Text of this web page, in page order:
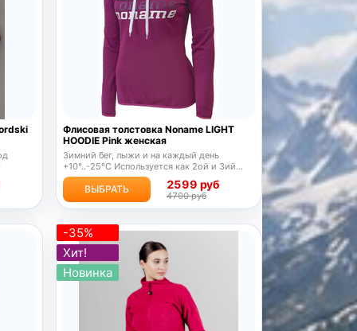
Флисовая толстовка Noname LIGHT
HOODIE Pink женская
Зимний бег, лыжи и на каждый день
+10°..-25°С Используется как 2ой и 3ий
слой!
ВЫБРАТЬ 2599 руб
4700 руб
-35%
Хит!
Новинка